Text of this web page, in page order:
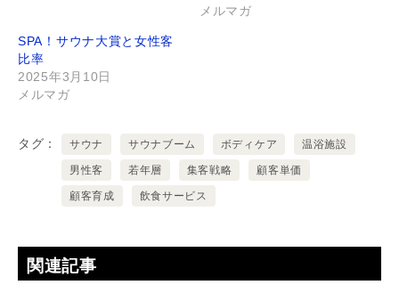
メルマガ
SPA！サウナ大賞と女性客
比率
2025年3月10日
メルマガ
タグ サウナ サウナブーム ボディケア 温浴施設
男性客 若年層 集客戦略 顧客単価
顧客育成 飲食サービス
関連記事